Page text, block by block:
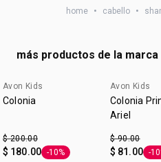
probado. Sin lágrimas.
home • cabello •
más productos de la marca
cupón: GANAMAS
Avon Kids
Colonia
$ 200.00
$ 180.00 Etiqueta -10%
-10%
cupón:
Avon Kids
Colonia
Ariel
$ 90.00
$ 81.00 -